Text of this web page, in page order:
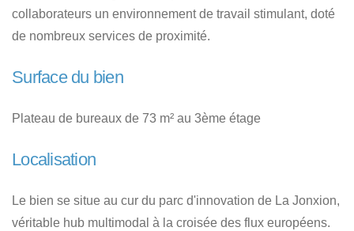
collaborateurs un environnement de travail stimulant, doté
de nombreux services de proximité.
Surface du bien
Plateau de bureaux de 73 m² au 3ème étage
Localisation
Le bien se situe au cur du parc d'innovation de La Jonxion,
véritable hub multimodal à la croisée des flux européens.